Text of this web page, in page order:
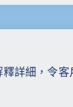
詳細，令客